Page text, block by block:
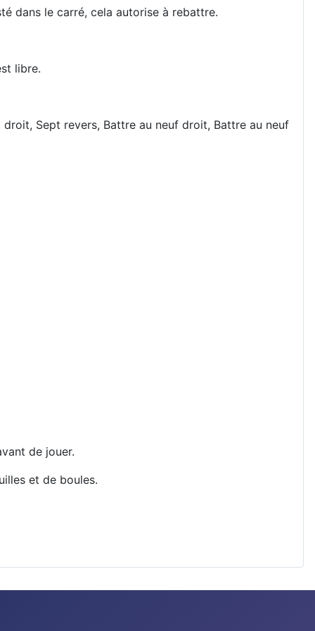
dans le carré, cela autorise à rebattre.
libre.
Sept revers, Battre au neuf droit, Battre au neuf
de jouer.
et de boules.